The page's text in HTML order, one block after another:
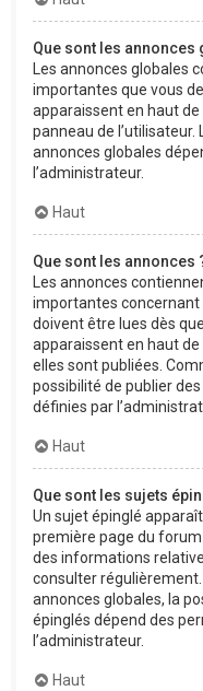
Que sont les annonces
Les annonces globales
importantes que vous
apparaissent en haut
panneau de l’utilisateur.
annonces globales
l’administrateur.
Haut
Que sont les annonces
Les annonces
importantes
doivent être lues dès
apparaissent en haut
elles sont publiées.
possibilité de publier
définies par
Haut
Que sont les sujets
Un sujet épinglé
première page du
des informations
consulter
annonces globales, la
épinglés dépend des
l’administrateur.
Haut